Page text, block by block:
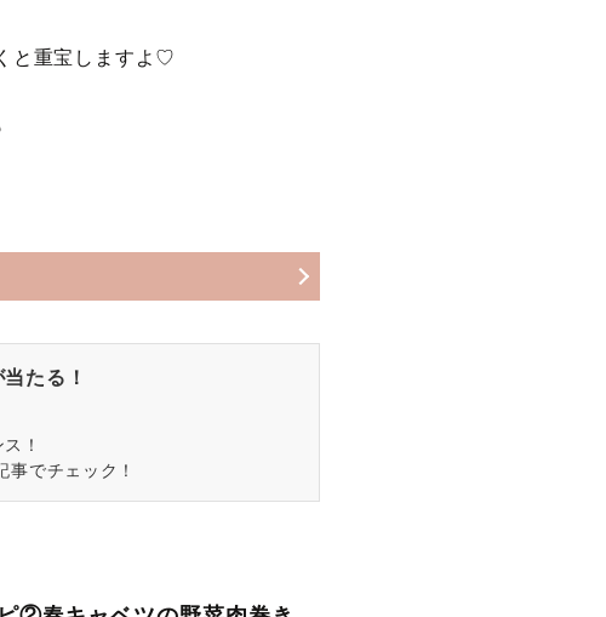
と重宝しますよ♡
たる！
！
でチェック！